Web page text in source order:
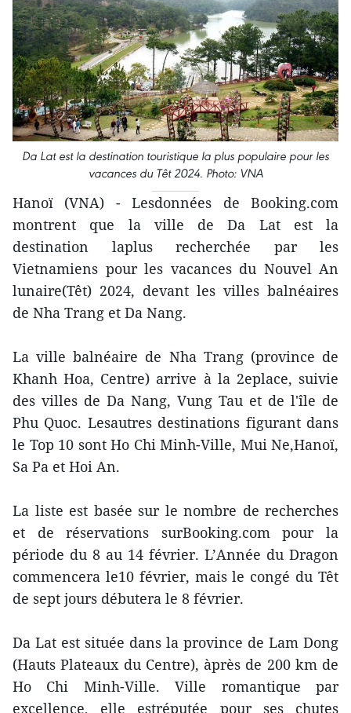
Da Lat est la destination touristique la plus populaire pour les
vacances du Têt 2024. Photo: VNA
Hanoï (VNA) - Lesdonnées de Booking.com
montrent que la ville de Da Lat est la
destination laplus recherchée par les
Vietnamiens pour les vacances du Nouvel An
lunaire(Têt) 2024, devant les villes balnéaires
de Nha Trang et Da Nang.
La ville balnéaire de Nha Trang (province de
Khanh Hoa, Centre) arrive à la 2eplace, suivie
des villes de Da Nang, Vung Tau et de l'île de
Phu Quoc. Lesautres destinations figurant dans
le Top 10 sont Ho Chi Minh-Ville, Mui Ne,Hanoï,
Sa Pa et Hoi An.
La liste est basée sur le nombre de recherches
et de réservations surBooking.com pour la
période du 8 au 14 février. L’Année du Dragon
commencera le10 février, mais le congé du Têt
de sept jours débutera le 8 février.
Da Lat est située dans la province de Lam Dong
(Hauts Plateaux du Centre), àprès de 200 km de
Ho Chi Minh-Ville. Ville romantique par
excellence, elle estréputée pour ses chutes